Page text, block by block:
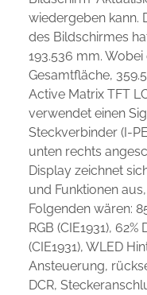
wiedergeben kann.
des Bildschirmes
193.536 mm.
Gesamtfläche,
Active Matrix TFT
verwendet einen
Steckverbinder (I-
unten rechts
Display zeichnet
und Funktionen
Folgenden wären:
RGB (CIE1931), 62%
(CIE1931), WLED
Ansteuerung,
DCR,